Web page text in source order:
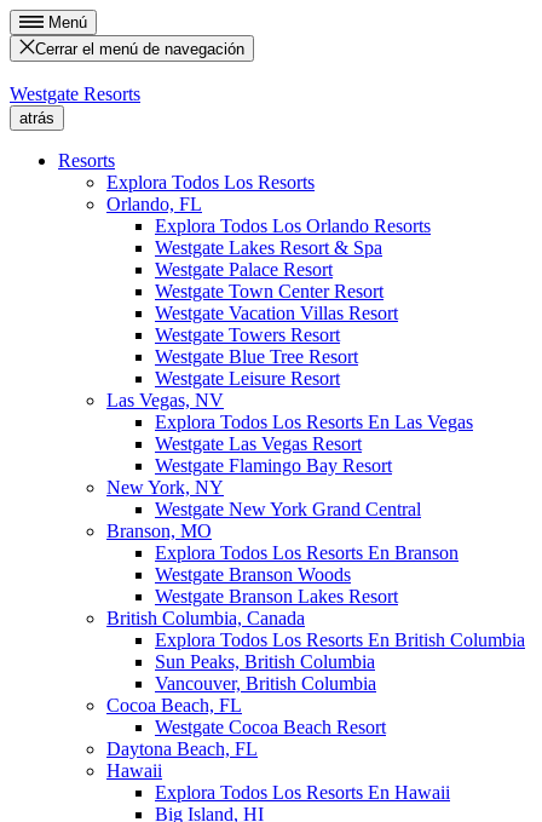
Menú
Cerrar el menú de navegación
Westgate Resorts
atrás
Resorts
Explora Todos Los Resorts
Orlando, FL
Explora Todos Los Orlando Resorts
Westgate Lakes Resort & Spa
Westgate Palace Resort
Westgate Town Center Resort
Westgate Vacation Villas Resort
Westgate Towers Resort
Westgate Blue Tree Resort
Westgate Leisure Resort
Las Vegas, NV
Explora Todos Los Resorts En Las Vegas
Westgate Las Vegas Resort
Westgate Flamingo Bay Resort
New York, NY
Westgate New York Grand Central
Branson, MO
Explora Todos Los Resorts En Branson
Westgate Branson Woods
Westgate Branson Lakes Resort
British Columbia, Canada
Explora Todos Los Resorts En British Columbia
Sun Peaks, British Columbia
Vancouver, British Columbia
Cocoa Beach, FL
Westgate Cocoa Beach Resort
Daytona Beach, FL
Hawaii
Explora Todos Los Resorts En Hawaii
Big Island, HI